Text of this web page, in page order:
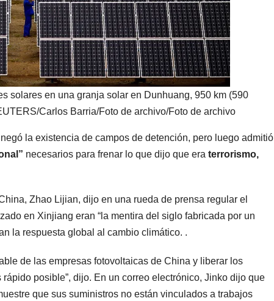
solares en una granja solar en Dunhuang, 950 km (590
Carlos Barria/Foto de archivo/Foto de archivo
la existencia de campos de detención, pero luego admitió
necesarios para frenar lo que dijo que era terrorismo,
Zhao Lijian, dijo en una rueda de prensa regular el
en Xinjiang eran “la mentira del siglo fabricada por un
la respuesta global al cambio climático. .
de las empresas fotovoltaicas de China y liberar los
posible”, dijo. En un correo electrónico, Jinko dijo que
que sus suministros no están vinculados a trabajos